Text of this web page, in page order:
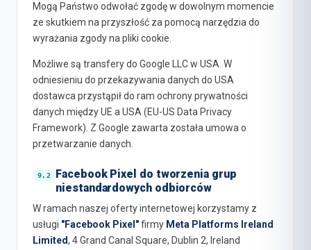
Mogą Państwo odwołać zgodę w dowolnym momencie
ze skutkiem na przyszłość za pomocą narzędzia do
wyrażania zgody na pliki cookie.
Możliwe są transfery do Google LLC w USA. W
odniesieniu do przekazywania danych do USA
dostawca przystąpił do ram ochrony prywatności
danych między UE a USA (EU-US Data Privacy
Framework). Z Google zawarta została umowa o
przetwarzanie danych.
Facebook Pixel do tworzenia grup
niestandardowych odbiorców
W ramach naszej oferty internetowej korzystamy z
usługi "Facebook Pixel"firmy Meta Platforms Ireland
Limited, 4 Grand Canal Square, Dublin 2, Ireland